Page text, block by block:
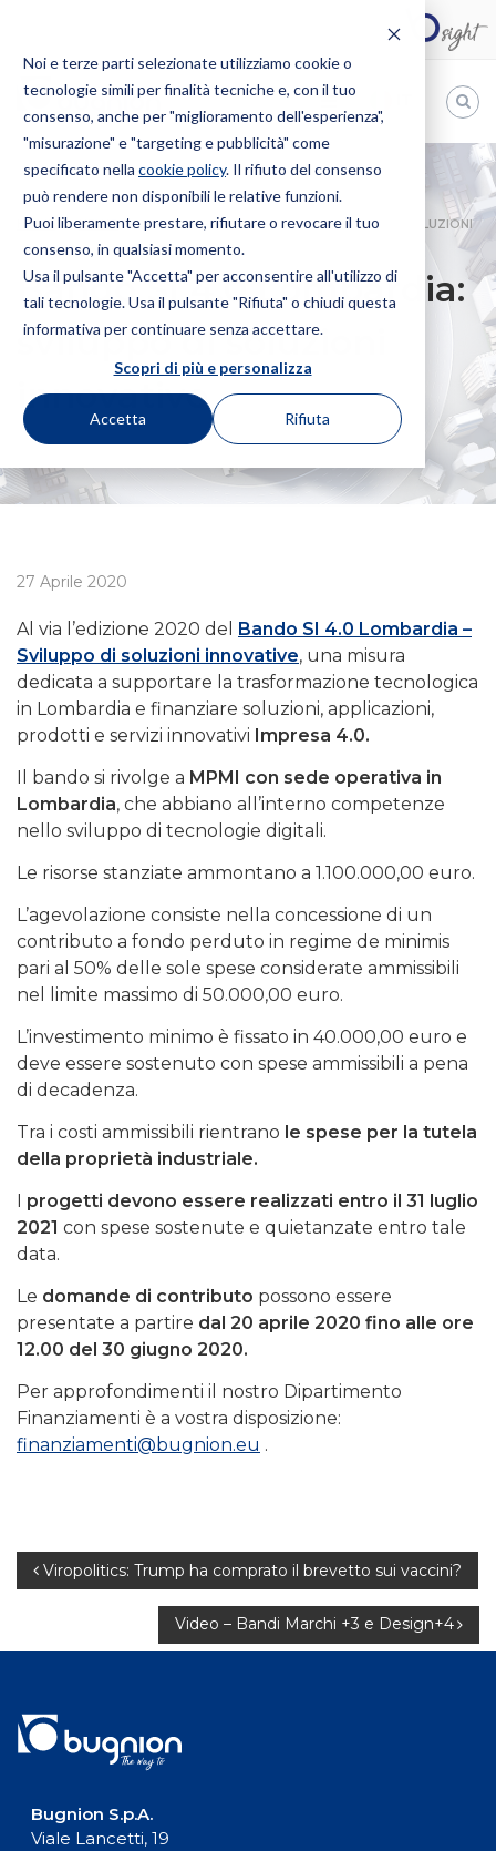
Noi e terze parti selezionate utilizziamo cookie o
tecnologie simili per finalità tecniche e, con il tuo
consenso, anche per "miglioramento dell'esperienza",
"misurazione" e "targeting e pubblicità" come
specificato nella cookie policy. Il rifiuto del consenso
può rendere non disponibili le relative funzioni.
Puoi liberamente prestare, rifiutare o revocare il tuo
consenso, in qualsiasi momento.
Usa il pulsante "Accetta" per acconsentire all'utilizzo di
tali tecnologie. Usa il pulsante "Rifiuta" o chiudi questa
informativa per continuare senza accettare.
Scopri di più e personalizza
Accetta Rifiuta
Bugnion
The
way
HOME NEWS
BANDO SI 4.0 LOMBARDIA: SVILUPPO DI SOLUZIONI
INNOVATIVE
Bando SI 4.0 Lombardia:
sviluppo di soluzioni
innovative
27 Aprile 2020
Al via l’edizione 2020 del
Bando SI 4.0 Lombardia –
Sviluppo di soluzioni innovative, una misura
dedicata a supportare la trasformazione tecnologica
in Lombardia e finanziare soluzioni, applicazioni,
prodotti e servizi innovativi Impresa 4.0.
Il bando si rivolge a MPMI con sede operativa in
Lombardia, che abbiano all’interno competenze
nello sviluppo di tecnologie digitali.
Le risorse stanziate ammontano a 1.100.000,00 euro.
L’agevolazione consiste nella concessione di un
contributo a fondo perduto in regime de minimis
pari al 50% delle sole spese considerate ammissibili
nel limite massimo di 50.000,00 euro.
L’investimento minimo è fissato in 40.000,00 euro e
deve essere sostenuto con spese ammissibili a pena
di decadenza.
Tra i costi ammissibili rientrano le spese per la tutela
della proprietà industriale.
progetti devono essere realizzati entro il 31 luglio
2021 con spese sostenute e quietanzate entro tale
data.
Le domande di contributo possono essere
presentate a partire dal 20 aprile 2020 fino alle ore
12.00 del 30 giugno 2020.
Per approfondimenti il nostro Dipartimento
Finanziamenti è a vostra disposizione:
finanziamenti@bugnion.eu .
Navigazione
Viropolitics: Trump ha comprato il brevetto sui vaccini?
Video – Bandi Marchi +3 e Design+4
Bugnion S.p.A.
Viale Lancetti, 19